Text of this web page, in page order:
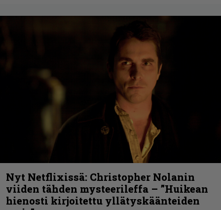
Nyt Netflixissä: Christopher Nolanin
viiden tähden mysteerileffa – ”Huikean
hienosti kirjoitettu yllätyskäänteiden